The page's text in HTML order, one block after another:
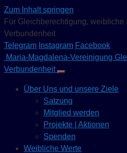
Zum Inhalt springen
Für Gleichberechtigung, weibliche
Verbundenheit
Telegram Instagram Facebook
Maria-Magdalena-Vereinigung
Verbundenheit
Über Uns und unsere Ziele
Satzung
Mitglied werden
Projekte | Aktionen
Spenden
Weibliche Werte